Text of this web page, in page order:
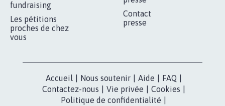
fundraising
Les pétitions
proches de chez
vous
Contact
presse
Accueil Nous soutenir Aide FAQ
Contactez-nous
Vie privée Cookies
Politique de confidentialité